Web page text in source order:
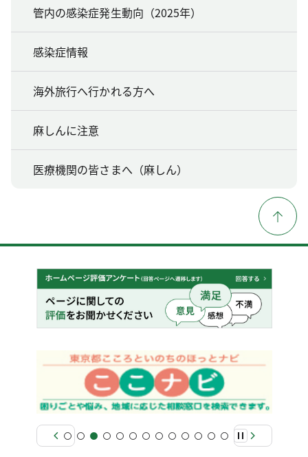
管内の感染症発生動向（2025年）
感染症情報
海外旅行へ行かれる方へ
麻しんに注意
医療機関の皆さまへ（麻しん）